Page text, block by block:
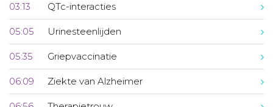
03:13 QTc-interacties
05:05 Urinesteenlijden
05:35 Griepvaccinatie
06:09 Ziekte van Alzheimer